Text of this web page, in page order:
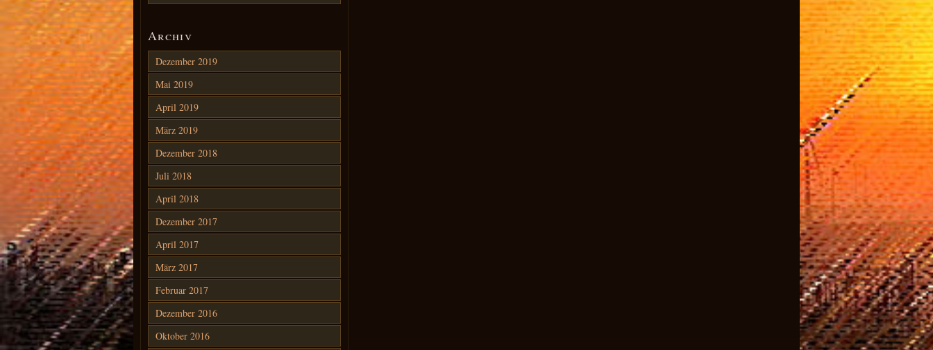
Archiv
Dezember 2019
Mai 2019
April 2019
März 2019
Dezember 2018
Juli 2018
April 2018
Dezember 2017
April 2017
März 2017
Februar 2017
Dezember 2016
Oktober 2016